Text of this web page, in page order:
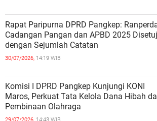
Rapat Paripurna DPRD Pangkep:
Cadangan Pangan dan APBD 2025
dengan Sejumlah Catatan
30/07/2026, 14:19 WIB
Komisi I DPRD Pangkep Kunjungi KONI
Maros, Perkuat Tata Kelola Dana Hibah
Pembinaan Olahraga